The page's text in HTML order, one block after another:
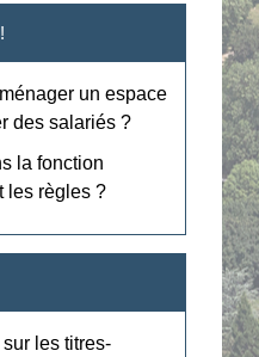
un espace
des salariés ?
la fonction
les règles ?
les titres-